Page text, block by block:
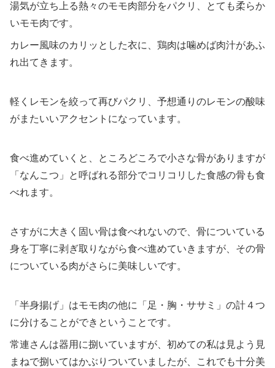
湯気が立ち上る熱々のモモ肉部分をパクリ、とても柔らか
いモモ肉です。
カレー風味のカリッとした衣に、鶏肉は噛めば肉汁があふ
れ出てきます。
軽くレモンを絞って再びパクリ、予想通りのレモンの酸味
がまたいいアクセントになっています。
食べ進めていくと、ところどころで小さな骨がありますが
「なんこつ」と呼ばれる部分でコリコリした食感の骨も食
べれます。
さすがに大きく固い骨は食べれないので、骨についている
身を丁寧に剥ぎ取りながら食べ進めていきますが、その骨
についている肉がさらに美味しいです。
「半身揚げ」はモモ肉の他に「足・胸・ササミ」の計４つ
に分けることができということです。
常連さんは器用に捌いていますが、初めての私は見よう見
まねで捌いてはかぶりついていましたが、これでも十分美